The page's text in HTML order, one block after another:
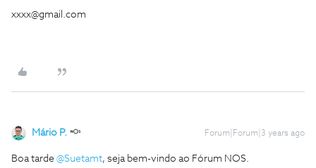
xxxx@gmail.com
Mário P. Forum|Forum|3 years ago
Boa tarde @Suetamt, seja bem-vindo ao Fórum NOS.